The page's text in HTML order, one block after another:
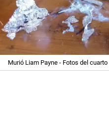
Murió Liam Payne - Fotos del cuarto